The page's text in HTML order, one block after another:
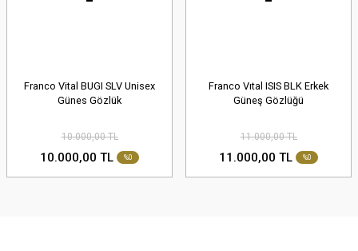
Franco Vital BUGI SLV Unisex
Günes Gözlük
10.000,00 TL
10.000,00 TL %0
Franco Vıtal ISIS BLK Erkek
Güneş Gözlüğü
11.000,00 TL
11.000,00 TL %0